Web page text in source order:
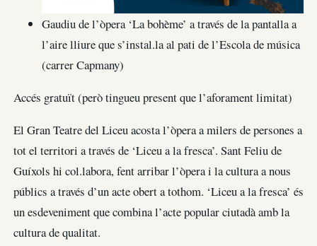
Gaudiu de l’òpera ‘La bohème’ a través de la pantalla a
l’aire lliure que s’instal.la al pati de l’Escola de música
(carrer Capmany)
Accés gratuït (però tingueu present que l’aforament limitat)
El Gran Teatre del Liceu acosta l’òpera a milers de persones a
tot el territori a través de ‘Liceu a la fresca’. Sant Feliu de
Guíxols hi col.labora, fent arribar l’òpera i la cultura a nous
públics a través d’un acte obert a tothom. ‘Liceu a la fresca’ és
un esdeveniment que combina l’acte popular ciutadà amb la
cultura de qualitat.